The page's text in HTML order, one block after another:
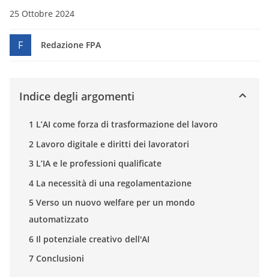
25 Ottobre 2024
F Redazione FPA
Indice degli argomenti
1 L’AI come forza di trasformazione del lavoro
2 Lavoro digitale e diritti dei lavoratori
3 L’IA e le professioni qualificate
4 La necessità di una regolamentazione
5 Verso un nuovo welfare per un mondo
automatizzato
6 Il potenziale creativo dell'AI
7 Conclusioni